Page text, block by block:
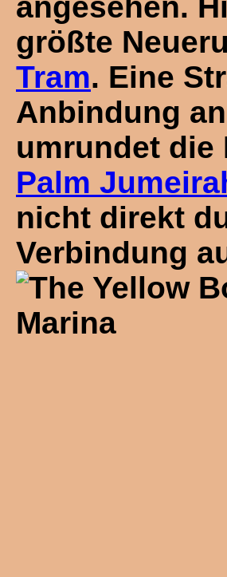
größte
Tram. Eine
Anbindung
umrundet die
Palm
nicht direkt
Verbindung